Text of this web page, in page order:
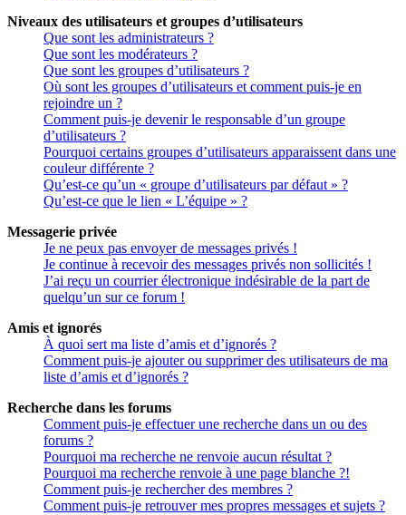
Niveaux des utilisateurs et groupes d’utilisateurs
Que sont les administrateurs ?
Que sont les modérateurs ?
Que sont les groupes d’utilisateurs ?
Où sont les groupes d’utilisateurs et comment puis-je en
rejoindre un ?
Comment puis-je devenir le responsable d’un groupe
d’utilisateurs ?
Pourquoi certains groupes d’utilisateurs apparaissent dans une
couleur différente ?
Qu’est-ce qu’un « groupe d’utilisateurs par défaut » ?
Qu’est-ce que le lien « L’équipe » ?
Messagerie privée
Je ne peux pas envoyer de messages privés !
Je continue à recevoir des messages privés non sollicités !
J’ai reçu un courrier électronique indésirable de la part de
quelqu’un sur ce forum !
Amis et ignorés
À quoi sert ma liste d’amis et d’ignorés ?
Comment puis-je ajouter ou supprimer des utilisateurs de ma
liste d’amis et d’ignorés ?
Recherche dans les forums
Comment puis-je effectuer une recherche dans un ou des
forums ?
Pourquoi ma recherche ne renvoie aucun résultat ?
Pourquoi ma recherche renvoie à une page blanche ?!
Comment puis-je rechercher des membres ?
Comment puis-je retrouver mes propres messages et sujets ?